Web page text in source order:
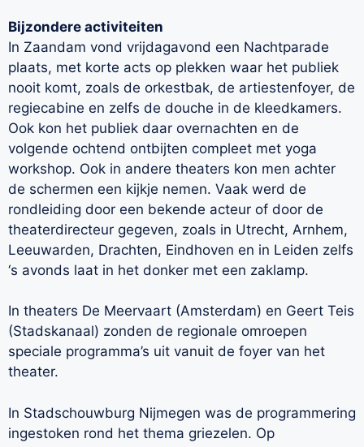
Bijzondere activiteiten
In Zaandam vond vrijdagavond een Nachtparade
plaats, met korte acts op plekken waar het publiek
nooit komt, zoals de orkestbak, de artiestenfoyer, de
regiecabine en zelfs de douche in de kleedkamers.
Ook kon het publiek daar overnachten en de
volgende ochtend ontbijten compleet met yoga
workshop. Ook in andere theaters kon men achter
de schermen een kijkje nemen. Vaak werd de
rondleiding door een bekende acteur of door de
theaterdirecteur gegeven, zoals in Utrecht, Arnhem,
Leeuwarden, Drachten, Eindhoven en in Leiden zelfs
‘s avonds laat in het donker met een zaklamp.
In theaters De Meervaart (Amsterdam) en Geert Teis
(Stadskanaal) zonden de regionale omroepen
speciale programma’s uit vanuit de foyer van het
theater.
In Stadschouwburg Nijmegen was de programmering
ingestoken rond het thema griezelen. Op